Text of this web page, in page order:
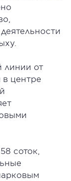
линии от
в центре
соток,